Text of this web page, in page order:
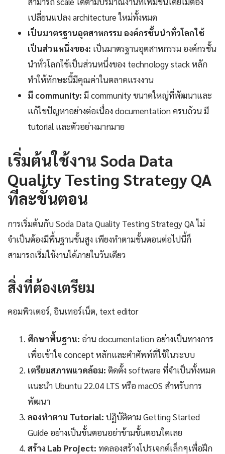
เปลี่ยนแปลง architecture ใหม่ทั้งหมด
เป็นมาตรฐานอุตสาหกรรม องค์กรชั้นนำทั่วโลกใช้
เป็นส่วนหนึ่งของ: เป็นมาตรฐานอุตสาหกรรม องค์กรชั้น
นำทั่วโลกใช้เป็นส่วนหนึ่งของ technology stack หลัก
ทำให้ทักษะนี้มีคุณค่าในตลาดแรงงาน
มี community: มี community ขนาดใหญ่ที่พัฒนาและ
แก้ไขปัญหาอย่างต่อเนื่อง documentation ครบถ้วน มี
tutorial และตัวอย่างมากมาย
เริ่มต้นใช้งาน Soda Data
Quality Testing Strategy QA
ทีละขั้นตอน
การเริ่มต้นกับ Soda Data Quality Testing Strategy QA ไม่
จำเป็นต้องมีพื้นฐานขั้นสูง เพียงทำตามขั้นตอนต่อไปนี้ก็
สามารถเริ่มใช้งานได้ภายในวันเดียว
สิ่งที่ต้องเตรียม
คอมพิวเตอร์, อินเทอร์เน็ต, text editor
ศึกษาพื้นฐาน: อ่าน documentation อย่างเป็นทางการ
เพื่อเข้าใจ concept หลักและคำศัพท์ที่ใช้ในระบบ
เตรียมสภาพแวดล้อม: ติดตั้ง software ที่จำเป็นทั้งหมด
แนะนำ Ubuntu 22.04 LTS หรือ macOS สำหรับการ
พัฒนา
ลองทำตาม Tutorial: ปฏิบัติตาม Getting Started
Guide อย่างเป็นขั้นตอนอย่าข้ามขั้นตอนใดเลย
สร้าง Lab Project: ทดลองสร้างโปรเจกต์เล็กๆเพื่อฝึก